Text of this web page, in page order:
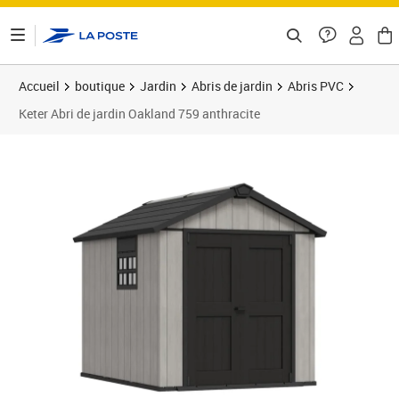
Accueil boutique Jardin Abris de jardin
Abris PVC
Keter Abri de jardin Oakland 759 anthracite